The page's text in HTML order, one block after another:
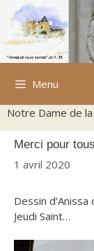
Aller
contenu
Menu
Notre Dame de
Merci pour
1 avril 2020
Dessin
Jeudi Saint…